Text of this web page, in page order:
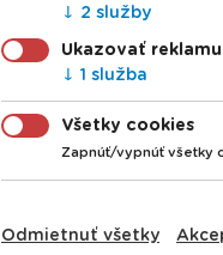
2 služby
Ukazovať reklamu
1 služba
Všetky cookies
Zapnúť/vypnúť všetky
Odmietnuť všetky